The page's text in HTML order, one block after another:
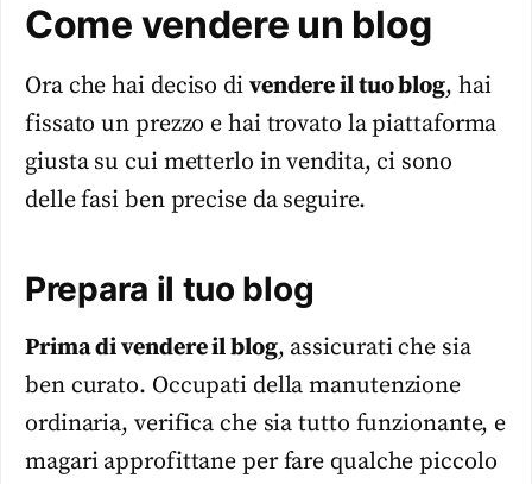
Come vendere un blog
Ora che hai deciso di vendere il tuo blog, hai
fissato un prezzo e hai trovato la piattaforma
giusta su cui metterlo in vendita, ci sono
delle fasi ben precise da seguire.
Prepara il tuo blog
Prima di vendere il blog, assicurati che sia
ben curato. Occupati della manutenzione
ordinaria, verifica che sia tutto funzionante, e
magari approfittane per fare qualche piccolo